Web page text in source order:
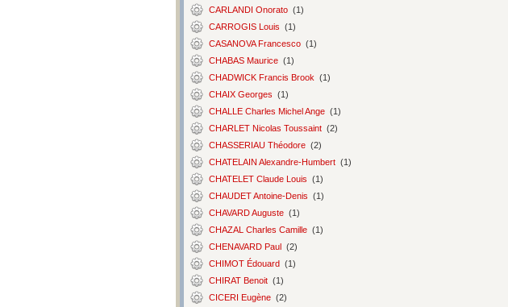
CARLANDI Onorato (1)
CARROGIS Louis (1)
CASANOVA Francesco (1)
CHABAS Maurice (1)
CHADWICK Francis Brook (1)
CHAIX Georges (1)
CHALLE Charles Michel Ange (1)
CHARLET Nicolas Toussaint (2)
CHASSERIAU Théodore (2)
CHATELAIN Alexandre-Humbert (1)
CHATELET Claude Louis (1)
CHAUDET Antoine-Denis (1)
CHAVARD Auguste (1)
CHAZAL Charles Camille (1)
CHENAVARD Paul (2)
CHIMOT Édouard (1)
CHIRAT Benoit (1)
CICERI Eugène (2)